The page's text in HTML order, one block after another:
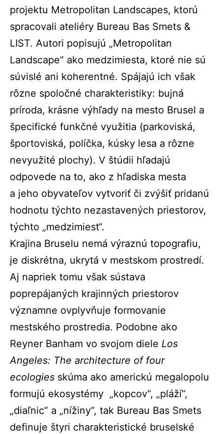
projektu Metropolitan Landscapes, ktorú
spracovali ateliéry Bureau Bas Smets &
LIST. Autori popisujú „Metropolitan
Landscape“ ako medzimiesta, ktoré nie sú
súvislé ani koherentné. Spájajú ich však
rôzne spoločné charakteristiky: bujná
príroda, krásne výhľady na mesto Brusel a
špecifické funkčné využitia (parkoviská,
športoviská, políčka, kúsky lesa a rôzne
nevyužité plochy). V štúdii hľadajú
odpovede na to, ako z hľadiska mesta
a jeho obyvateľov vytvoriť či zvýšiť pridanú
hodnotu týchto nezastavených priestorov,
týchto „medzimiest“.
Krajina Bruselu nemá výraznú topografiu,
je diskrétna, ukrytá v mestskom prostredí.
Aj napriek tomu však sústava
poprepájaných krajinných priestorov
významne ovplyvňuje formovanie
mestského prostredia. Podobne ako
Reyner Banham vo svojom diele Los
Angeles: The architecture of four
ecologies skúma ako americkú megalopolu
formujú ekosystémy „kopcov“, „pláží“,
„diaľnic“ a „nížiny“, tak Bureau Bas Smets
definuje štyri charakteristické bruselské